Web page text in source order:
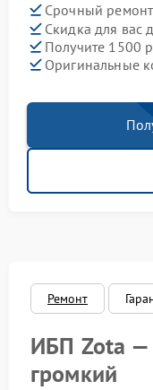
Срочный ремонт
Скидка для вас
Получите 1500
Оригинальные
Ремонт
ИБП Zota —
громкий